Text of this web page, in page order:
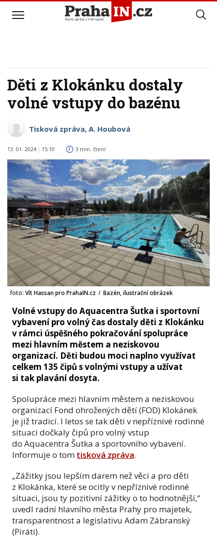
Děti z Klokánku dostaly
volné vstupy do bazénu
Tisková zpráva, A. Houbová
13. 01. 2024 15:10 3 min. čtení
foto: Vít Hassan pro PrahaIN.cz / Bazén, ilustrační obrázek
Volné vstupy do Aquacentra Šutka i sportovní
vybavení pro volný čas dostaly děti z Klokánku
v rámci úspěšného pokračování spolupráce
mezi hlavním městem a neziskovou
organizací. Děti budou moci naplno využívat
celkem 135 čipů s volnými vstupy a užívat
si tak plavání dosyta.
Spolupráce mezi hlavním městem a neziskovou
organizací Fond ohrožených dětí (FOD) Klokánek
je již tradicí. I letos se tak děti v nepříznivé rodinné
situaci dočkaly čipů pro volný vstup
do Aquacentra Šutka a sportovního vybavení.
Informuje o tom tisková zpráva.
„Zážitky jsou lepším darem než věci a pro děti
z Klokánka, které se ocitly v nepříznivé rodinné
situaci, jsou ty pozitivní zážitky o to hodnotnější,“
uvedl radní hlavního města Prahy pro majetek,
transparentnost a legislativu Adam Zábranský
(Piráti).